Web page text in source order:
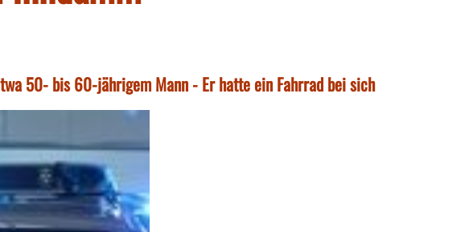
50- bis 60-jährigem Mann - Er hatte ein Fahrrad bei sich